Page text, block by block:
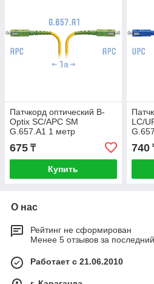
Патчкорд оптический B-
Optix SC/APC SM
G.657.A1 1 метр
675 ₸
Купить
LC/
740
О нас
Рейтинг не сформирован
Менее 5 отзывов за
Работает с 21.06.2010